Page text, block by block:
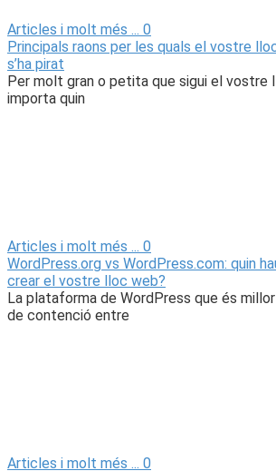
Articles i molt més ... 0
Principals raons per les quals el vostre
s’ha pirat
Per molt gran o petita que sigui el vostre
importa quin
Articles i molt més ... 0
WordPress.org vs WordPress.com: quin
crear el vostre lloc web?
La plataforma de WordPress que és
de contenció entre
Articles i molt més ... 0